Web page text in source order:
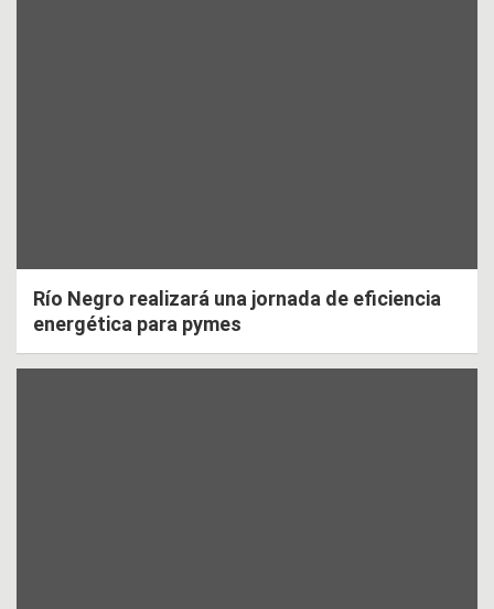
Río Negro realizará una jornada de eficiencia
energética para pymes